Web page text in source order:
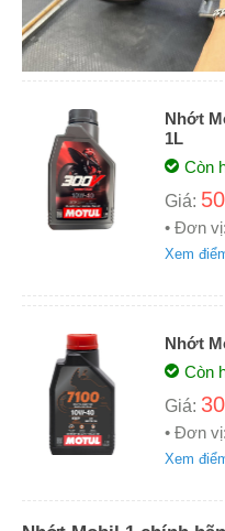
Nhớt
1L
Còn
Giá:
• Đơn
Xem
Nhớt
Còn
Giá:
• Đơn
Xem